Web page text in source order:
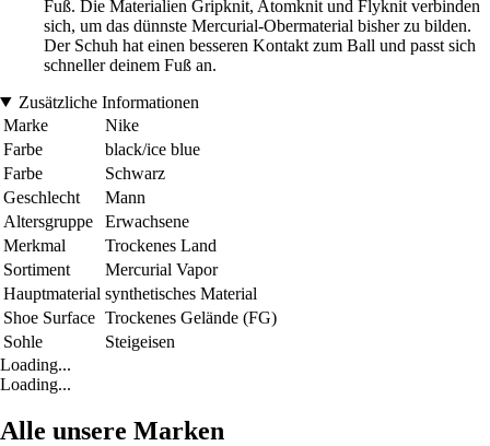
Fuß. Die Materialien Gripknit, Atomknit und Flyknit verbinden
sich, um das dünnste Mercurial-Obermaterial bisher zu bilden.
Der Schuh hat einen besseren Kontakt zum Ball und passt sich
schneller deinem Fuß an.
Zusätzliche Informationen
Marke
Nike
Farbe
black/ice blue
Farbe
Schwarz
Geschlecht
Mann
Altersgruppe
Erwachsene
Merkmal
Trockenes Land
Sortiment
Mercurial Vapor
Hauptmaterial synthetisches Material
Shoe Surface Trockenes Gelände (FG)
Sohle
Steigeisen
Loading...
Loading...
Alle unsere Marken